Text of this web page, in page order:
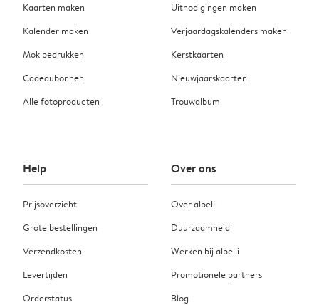
Kaarten maken
Kalender maken
Mok bedrukken
Cadeaubonnen
Alle fotoproducten
Uitnodigingen maken
Verjaardagskalenders maken
Kerstkaarten
Nieuwjaarskaarten
Trouwalbum
Help
Prijsoverzicht
Grote bestellingen
Verzendkosten
Levertijden
Orderstatus
Over ons
Over albelli
Duurzaamheid
Werken bij albelli
Promotionele partners
Blog